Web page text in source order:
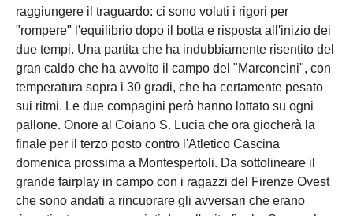
raggiungere il traguardo: ci sono voluti i rigori per
"rompere" l'equilibrio dopo il botta e risposta all'inizio dei
due tempi. Una partita che ha indubbiamente risentito del
gran caldo che ha avvolto il campo del "Marconcini", con
temperatura sopra i 30 gradi, che ha certamente pesato
sui ritmi. Le due compagini però hanno lottato su ogni
pallone. Onore al Coiano S. Lucia che ora giocherà la
finale per il terzo posto contro l'Atletico Cascina
domenica prossima a Montespertoli. Da sottolineare il
grande fairplay in campo con i ragazzi del Firenze Ovest
che sono andati a rincuorare gli avversari che erano